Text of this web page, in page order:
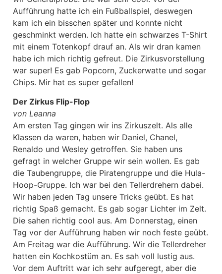
Aufführung hatte ich ein Fußballspiel, deswegen
kam ich ein bisschen später und konnte nicht
geschminkt werden. Ich hatte ein schwarzes T-Shirt
mit einem Totenkopf drauf an. Als wir dran kamen
habe ich mich richtig gefreut. Die Zirkusvorstellung
war super! Es gab Popcorn, Zuckerwatte und sogar
Chips. Mir hat es super gefallen!
Der Zirkus Flip-Flop
von Leanna
Am ersten Tag gingen wir ins Zirkuszelt. Als alle
Klassen da waren, haben wir Daniel, Chanel,
Renaldo und Wesley getroffen. Sie haben uns
gefragt in welcher Gruppe wir sein wollen. Es gab
die Taubengruppe, die Piratengruppe und die Hula-
Hoop-Gruppe. Ich war bei den Tellerdrehern dabei.
Wir haben jeden Tag unsere Tricks geübt. Es hat
richtig Spaß gemacht. Es gab sogar Lichter im Zelt.
Die sahen richtig cool aus. Am Donnerstag, einen
Tag vor der Aufführung haben wir noch feste geübt.
Am Freitag war die Aufführung. Wir die Tellerdreher
hatten ein Kochkostüm an. Es sah voll lustig aus.
Vor dem Auftritt war ich sehr aufgeregt, aber die